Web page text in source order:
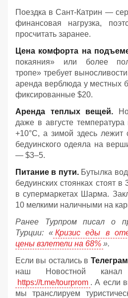
Поездка в Сант-Катрин —
финансовая нагрузка,
просчитать заранее.
Цена комфорта на
покаяния» или более
тропе» требует
аренда верблюда у местных
фиксированные $20.
Аренда теплых вещей.
даже в августе температура
+10°C, а зимой здесь лежит
бедуинского одеяла на
— $3–5.
Питание в пути.Бутылка
бедуинских стоянках стоят
в супермаркетах Шарма.
10 мелкими наличными на
Ранее Турпром писал о
Турции: « Кризис еды в
цены взлетели на 68% ».
Если вы остались в
наш Новостной
https://t.me/tourprom . А если
мы транслируем